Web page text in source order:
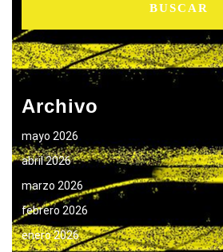
Archivo
mayo 2026
abril 2026
marzo 2026
febrero 2026
enero 2026